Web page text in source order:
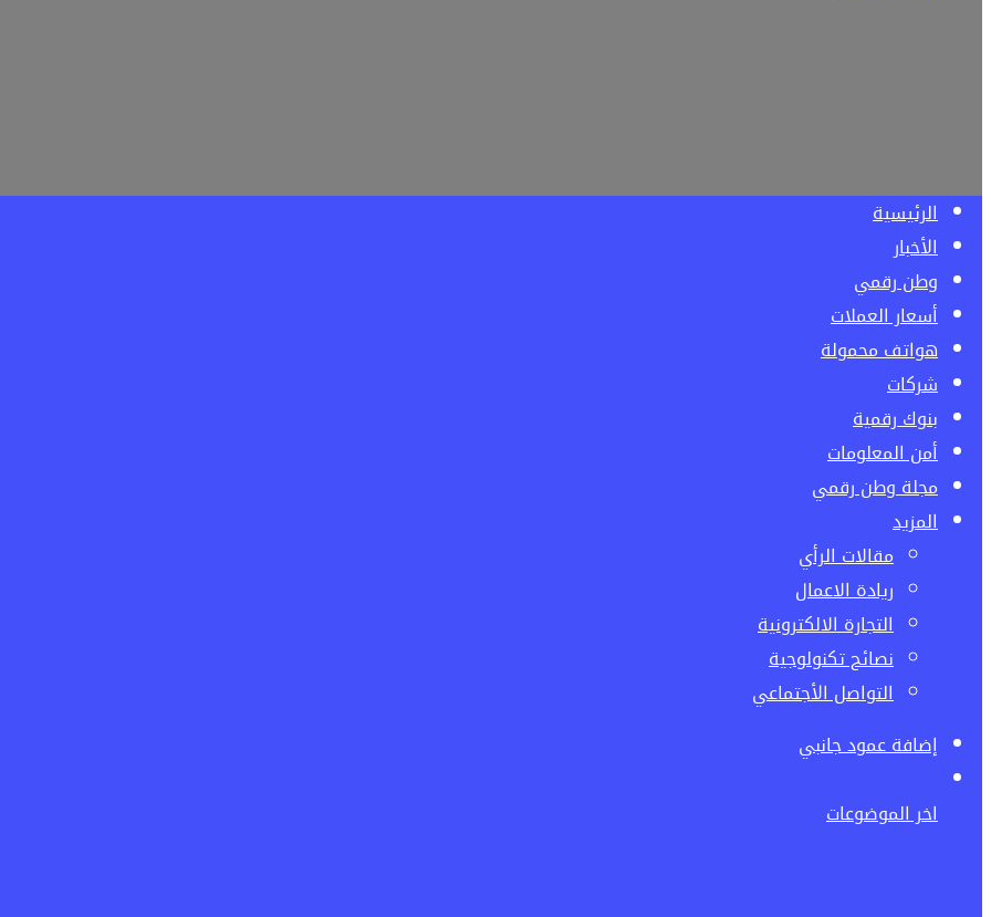
الرئيسية
الأخبار
وطن رقمي
أسعار العملات
هواتف محمولة
شركات
بنوك رقمية
أمن المعلومات
مجلة وطن رقمي
المزيد
مقالات الرأي
ريادة الاعمال
التجارة الالكترونية
نصائح تكنولوجية
التواصل الأجتماعي
إضافة عمود جانبي
اخر الموضوعات